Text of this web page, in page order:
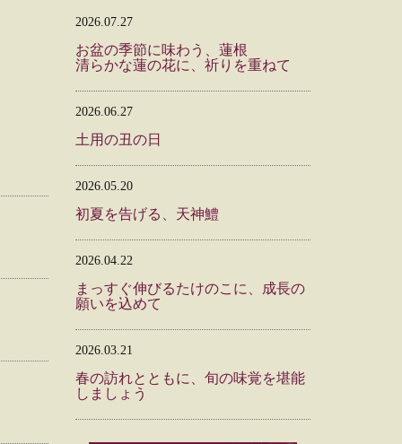
2026.07.27
お盆の季節に味わう、蓮根
清らかな蓮の花に、祈りを重ねて
2026.06.27
土用の丑の日
2026.05.20
初夏を告げる、天神鱧
2026.04.22
まっすぐ伸びるたけのこに、成長の
願いを込めて
2026.03.21
春の訪れとともに、旬の味覚を堪能
しましょう